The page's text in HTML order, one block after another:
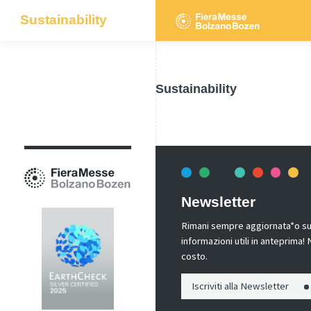
Sustainability
Sustainability
Newsletter
Rimani sempre aggiornata*o
informazioni utili in anteprima!
costo.
Iscriviti alla Newsletter